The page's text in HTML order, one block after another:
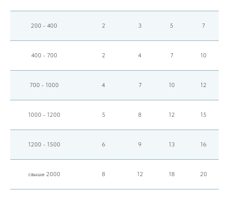
200 - 400 2 3 5 7
400 - 700 2 4 7 10
700 - 1000 4 7 10 12
1000 - 1200 5 8 12 15
1200 - 1500 6 9 13 16
свыше 2000 8 12 18 20